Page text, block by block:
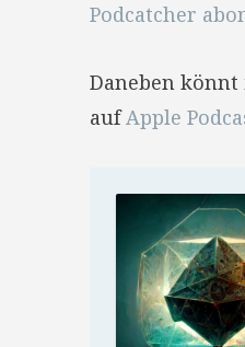
Podcatcher
Daneben
aufApple